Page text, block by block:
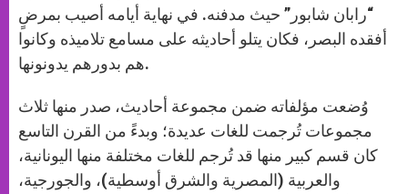
“رابان شابور” حيث مدفنه. في نهاية أيامه أصيب بمرضٍ
أفقده البصر، فكان يتلو أحاديثه على مسامع تلاميذه وكانوا
هم بدورهم يدونونها.
وُضعت مؤلفاته ضمن مجموعة أحاديث، صدر منها ثلاث
مجموعات تُرجمت للغات عديدة؛ وبدءً من القرن التاسع
كان قسم كبير منها قد تُرجم للغات مختلفة منها اليونانية،
والعربية (المصرية والشرق أوسطية)، والجورجية،